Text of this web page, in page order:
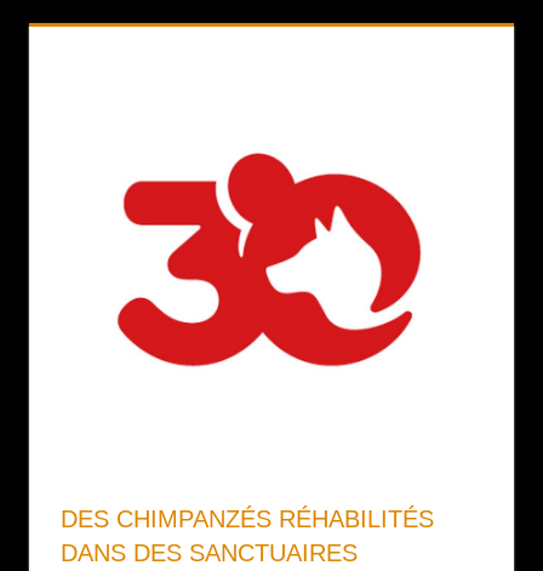
DES CHIMPANZÉS RÉHABILITÉS
DANS DES SANCTUAIRES